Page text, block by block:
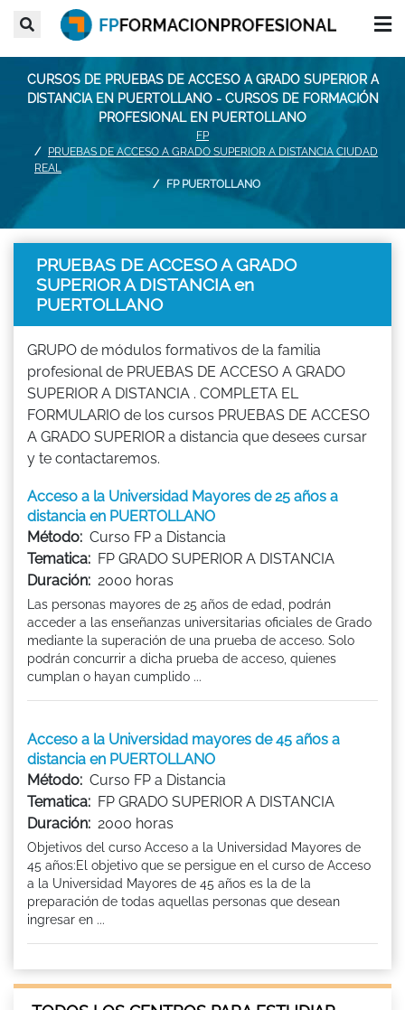
CURSOS DE PRUEBAS DE ACCESO A GRADO SUPERIOR A
DISTANCIA EN PUERTOLLANO - CURSOS DE FORMACIÓN
PROFESIONAL EN PUERTOLLANO
FP
PRUEBAS DE ACCESO A GRADO SUPERIOR A DISTANCIA CIUDAD
REAL
FP PUERTOLLANO
PRUEBAS DE ACCESO A GRADO
SUPERIOR A DISTANCIA en
PUERTOLLANO
GRUPO de módulos formativos de la familia
profesional de PRUEBAS DE ACCESO A GRADO
SUPERIOR A DISTANCIA . COMPLETA EL
FORMULARIO de los cursos PRUEBAS DE ACCESO
A GRADO SUPERIOR a distancia que desees cursar
y te contactaremos.
Acceso a la Universidad Mayores de 25 años a
distancia en PUERTOLLANO
Método: Curso FP a Distancia
Tematica: FP GRADO SUPERIOR A DISTANCIA
Duración: 2000 horas
Las personas mayores de 25 años de edad, podrán
acceder a las enseñanzas universitarias oficiales de Grado
mediante la superación de una prueba de acceso. Solo
podrán concurrir a dicha prueba de acceso, quienes
cumplan o hayan cumplido ...
Acceso a la Universidad mayores de 45 años a
distancia en PUERTOLLANO
Método: Curso FP a Distancia
Tematica: FP GRADO SUPERIOR A DISTANCIA
Duración: 2000 horas
Objetivos del curso Acceso a la Universidad Mayores de
45 años:El objetivo que se persigue en el curso de Acceso
a la Universidad Mayores de 45 años es la de la
preparación de todas aquellas personas que desean
ingresar en ...